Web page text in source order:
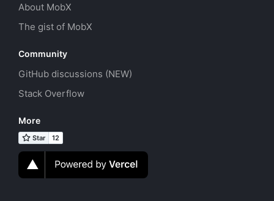
About MobX
The gist of MobX
Community
GitHub discussions (NEW)
Stack Overflow
More